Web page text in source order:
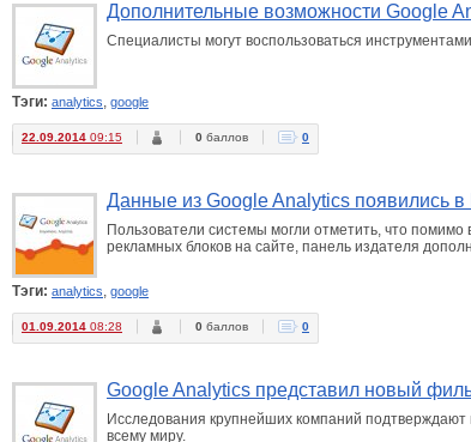
Дополнительные возможности Google
Специалисты могут воспользоваться
Тэги: analytics, google
22.09.2014 09:15 0 баллов 0
Данные из Google Analytics появились в
Пользователи системы могли отметить, что
рекламных блоков на сайте, панель издателя
Тэги: analytics, google
01.09.2014 08:28 0 баллов 0
Google Analytics представил новый
Исследования крупнейших компаний подтверждают
всему миру.